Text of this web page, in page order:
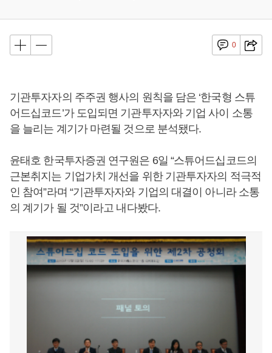
0
기관투자자의 주주권 행사의 원칙을 담은 ‘한국형 스튜
어드십코드’가 도입되면 기관투자자와 기업 사이 소통
을 늘리는 계기가 마련될 것으로 분석됐다.
윤태호 한국투자증권 연구원은 6일 “스튜어드십코드의
근본취지는 기업가치 개선을 위한 기관투자자의 적극적
인 참여”라며 “기관투자자와 기업의 대결이 아니라 소통
의 계기가 될 것”이라고 내다봤다.